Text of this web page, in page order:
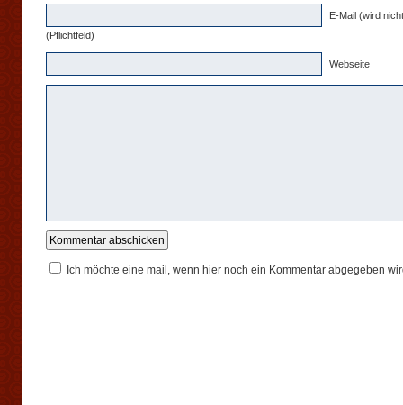
E-Mail (wird
(Pflichtfeld)
Webseite
Ich möchte eine mail, wenn hier noch ein Kommentar abgegeben